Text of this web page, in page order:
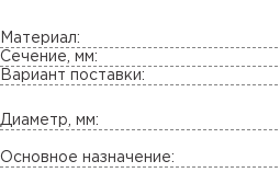
Материал:
Сечение, мм:
Вариант поставки:
Диаметр, мм:
Основное назначение: